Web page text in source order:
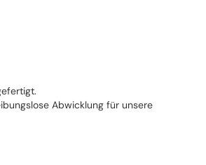
Abwicklung für unsere